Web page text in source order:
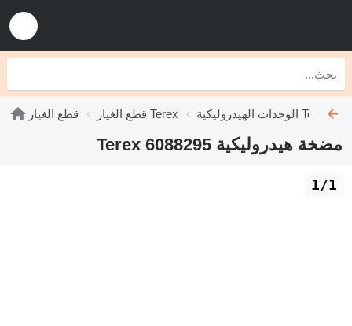
قطع الغيار قطع الغيار Terex الوحدات الهيدروليكية Terex
مضخة هيدروليكية Terex 6088295
1/1